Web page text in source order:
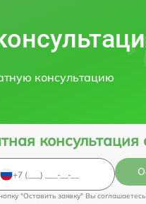
консультацию
"Оставить заявку" Вы